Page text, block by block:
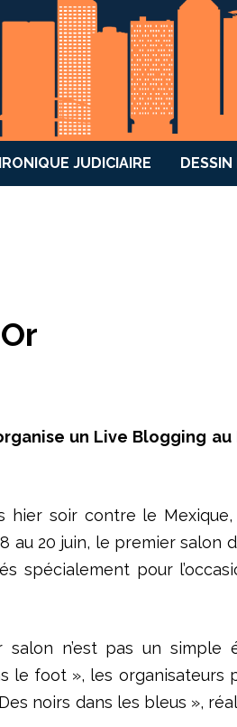
JUDICIAIRE DESSIN
un Live Blogging
hier soir contre le
au 20 juin, le premier
spécialement pour
n’est pas un
le foot », les
noirs dans les bleus »,